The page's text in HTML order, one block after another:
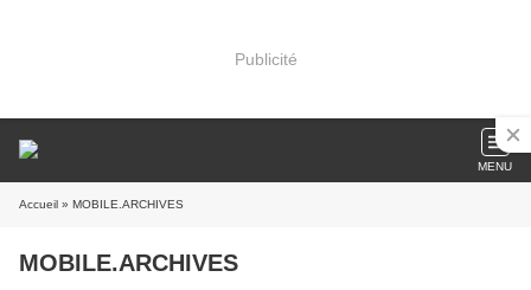
Publicité
MENU
Accueil » MOBILE.ARCHIVES
MOBILE.ARCHIVES